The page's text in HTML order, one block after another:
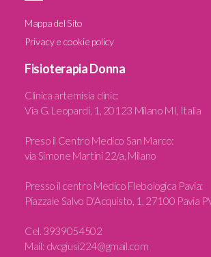
Mappa del Sito
Privacy e cookie policy
Fisioterapia Donna
Clinica artemisia clinic:
Via G. Leopardi, 1, 20123 Milano MI, Italia
Preso il Centro Medico San Marco:
via Simone Martini 22/a, Milano
Presso il centro Medico Flebologica Pavia:
Piazzale Salvo D'Acquisto, 1, 27100 Pavia
Cel. 3939054502
Mail: dvcgiusi224@gmail.com